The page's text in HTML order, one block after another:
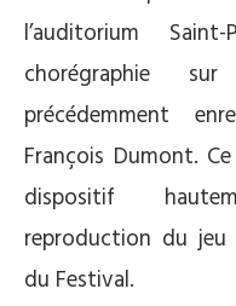
l’auditorium
chorégraphie
précédemment
François Dumont.
dispositif
reproduction du jeu
du Festival.